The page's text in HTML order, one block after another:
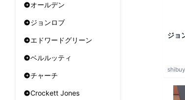
オールデン
ジョンロブ
エドワードグリーン
ベルルッティ
チャーチ
Crockett Jones
ジョ